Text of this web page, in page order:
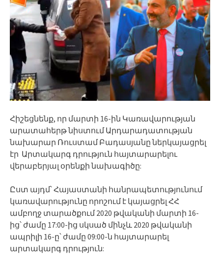
Հիշեցնենք, որ մարտի 16-ին Կառավարության
արատահերթ նիստում Արդարադատության
նախարար Ռուստամ Բադասյանը ներկայացրել
էր Արտակարգ դրություն հայտարարելու
վերաբերյալ օրենքի նախագիծը:
Ըստ այդմ՝ Հայաստանի հանրապետությունում
կառավարությունը որոշում է կայացրել ՀՀ
ամբողջ տարածքում 2020 թվականի մարտի 16-
ից՝ ժամը 17:00-ից սկսած մինչև 2020 թվականի
ապրիլի 16-ը՝ ժամը 09:00-ն հայտարարել
արտակարգ դրություն: